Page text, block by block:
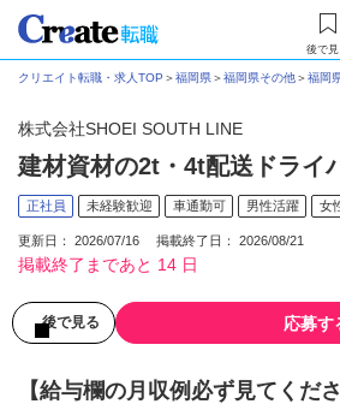
後で見
クリエイト転職・求人TOP ＞福岡県＞福岡県その他＞福岡
株式会社SHOEI SOUTH LINE
建材資材の2t・4t配送ドライ
正社員 未経験歓迎 車通勤可 男性活躍 女
更新日： 2026/07/16 掲載終了日： 2026/08/21
掲載終了まであと 14 日
後で見る 応募す
【給与欄の月収例必ず見てくだ